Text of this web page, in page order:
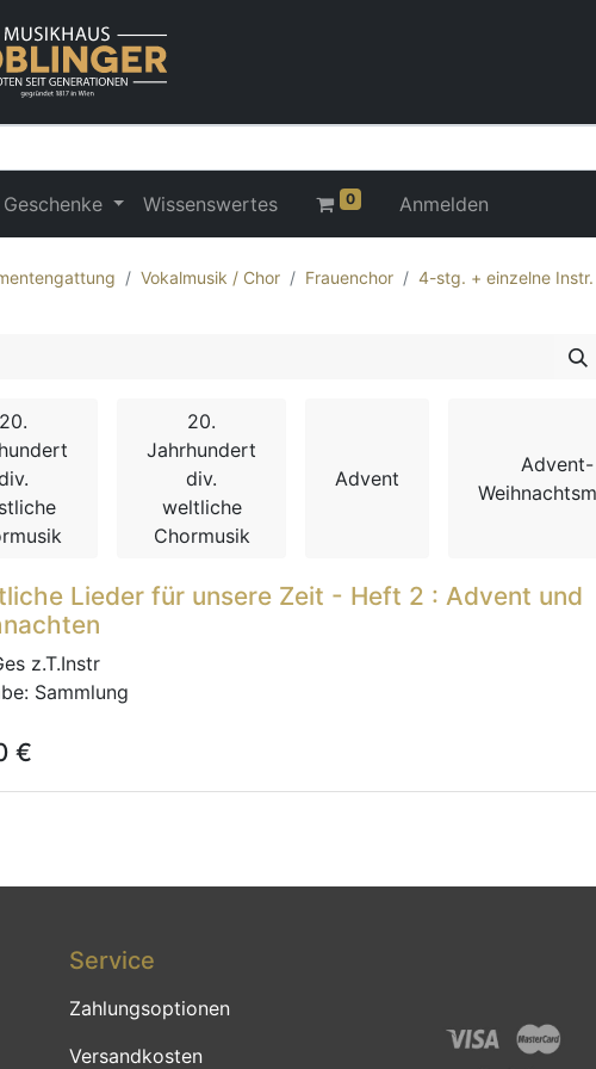
Geschenke Wissenswertes 0 Anmelden
Vokalmusik / Chor Frauenchor
4-stg. + einzelne Instr.
20.
20.
Jahrhundert
div.
weltliche
Chormusik
Advent
Lieder für unsere Zeit - Heft 2 : Advent und
z.T.Instr
Sammlung
€
Service
Zahlungsoptionen
Versandkosten